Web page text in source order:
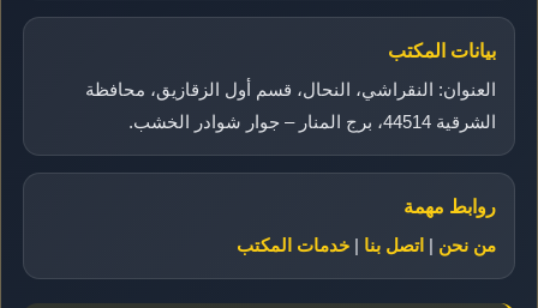
بيانات المكتب
العنوان: النقراشي، النحال، قسم أول الزقازيق، محافظة
الشرقية 44514، برج المنار – جوار شوادر الخشب.
روابط مهمة
من نحن | اتصل بنا | خدمات المكتب